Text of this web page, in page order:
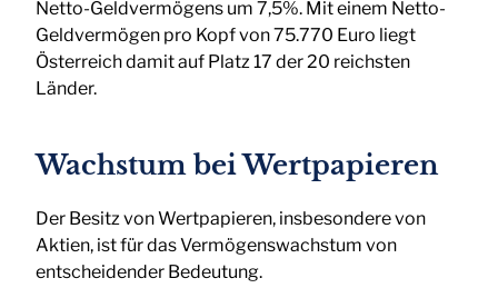
Netto-Geldvermögens um 7,5%. Mit einem Netto-
Geldvermögen pro Kopf von 75.770 Euro liegt
Österreich damit auf Platz 17 der 20 reichsten
Länder.
Wachstum bei Wertpapieren
Der Besitz von Wertpapieren, insbesondere von
Aktien, ist für das Vermögenswachstum von
entscheidender Bedeutung.